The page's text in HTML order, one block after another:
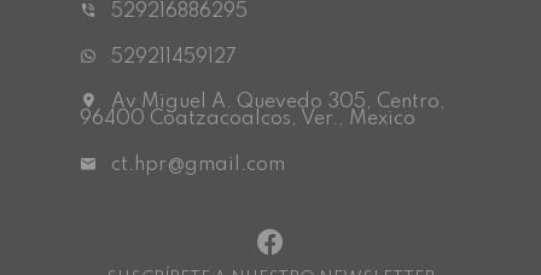
529216886295
529211459127
Av Miguel A. Quevedo 305, Centro,
96400 Coatzacoalcos, Ver., Mexico
ct.hpr@gmail.com